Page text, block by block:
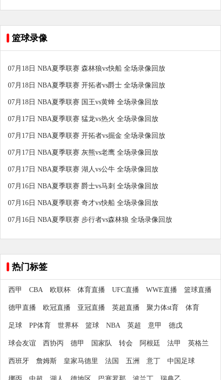
篮球录像
07月18日 NBA夏季联赛 森林狼vs快船 全场录像回放
07月18日 NBA夏季联赛 开拓者vs爵士 全场录像回放
07月18日 NBA夏季联赛 国王vs黄蜂 全场录像回放
07月17日 NBA夏季联赛 猛龙vs热火 全场录像回放
07月17日 NBA夏季联赛 开拓者vs掘金 全场录像回放
07月17日 NBA夏季联赛 灰熊vs老鹰 全场录像回放
07月17日 NBA夏季联赛 湖人vs公牛 全场录像回放
07月16日 NBA夏季联赛 爵士vs马刺 全场录像回放
07月16日 NBA夏季联赛 奇才vs快船 全场录像回放
07月16日 NBA夏季联赛 步行者vs森林狼 全场录像回放
热门标签
西甲 CBA 欧联杯 体育直播 UFC直播 WWE直播 篮球直播
德甲直播 欧冠直播 亚冠直播 英超直播 聚力体st育 体育
足球 PP体育 世界杯 篮球 NBA 英超 意甲 德戊
球会友谊 西协丙 德甲 国家队 转会 阿根廷 法甲 英格兰
西班牙 詹姆斯 皇家马德里 法国 五洲 意丁 中国足球